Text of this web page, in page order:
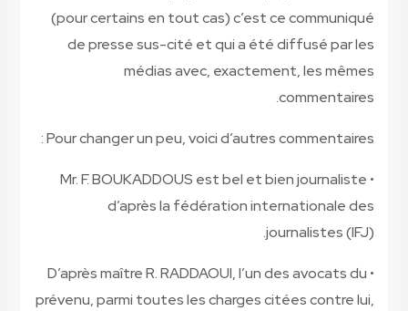
(pour certains en tout cas) c’est
de presse sus-cité et qui a été
médias avec,
Pour changer un peu, voici d’autres
• Mr. F. BOUKADDOUS est bel et
d’après la fédération
• D’après maître R. RADDAOUI, l’un
prévenu, parmi toutes les charges